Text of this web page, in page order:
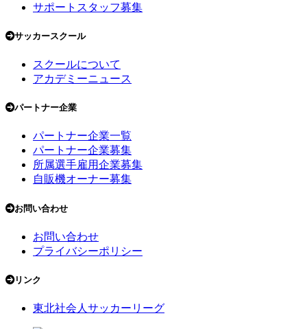
サポートスタッフ募集
サッカースクール
スクールについて
アカデミーニュース
パートナー企業
パートナー企業一覧
パートナー企業募集
所属選手雇用企業募集
自販機オーナー募集
お問い合わせ
お問い合わせ
プライバシーポリシー
リンク
東北社会人サッカーリーグ